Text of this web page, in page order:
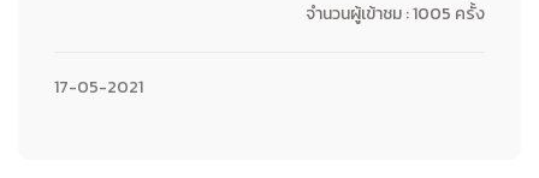
จำนวนผู้เข้าชม : 1005 ครั้ง
17-05-2021